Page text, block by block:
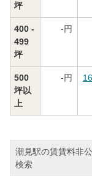
坪
400 -
499
坪
-円
500
坪以
上
-円
潮見駅の賃賃料非
検索